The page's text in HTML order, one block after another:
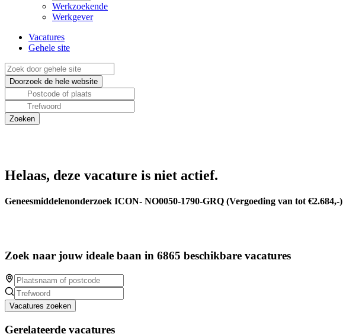
Werkzoekende
Werkgever
Vacatures
Gehele site
Helaas, deze vacature is niet actief.
Geneesmiddelenonderzoek ICON- NO0050-1790-GRQ (Vergoeding van tot €2.684,-)
Zoek naar jouw ideale baan in 6865 beschikbare vacatures
Vacatures zoeken
Gerelateerde vacatures